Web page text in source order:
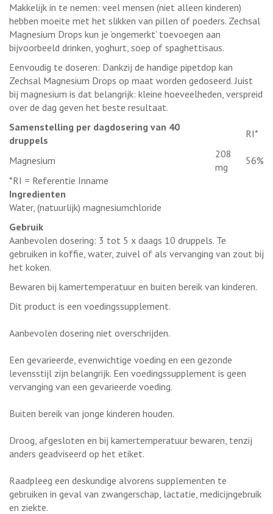
Makkelijk in te nemen: veel mensen (niet alleen kinderen)
hebben moeite met het slikken van pillen of poeders. Zechsal
Magnesium Drops kun je ’ongemerkt‘ toevoegen aan
bijvoorbeeld drinken, yoghurt, soep of spaghettisaus.
Eenvoudig te doseren: Dankzij de handige pipetdop kan
Zechsal Magnesium Drops op maat worden gedoseerd. Juist
bij magnesium is dat belangrijk: kleine hoeveelheden, verspreid
over de dag geven het beste resultaat.
Samenstelling per dagdosering van 40
druppels
RI*
Magnesium
208
mg
56%
*RI = Referentie Inname
Ingredienten
Water, (natuurlijk) magnesiumchloride
Gebruik
Aanbevolen dosering: 3 tot 5 x daags 10 druppels. Te
gebruiken in koffie, water, zuivel of als vervanging van zout bij
het koken.
Bewaren bij kamertemperatuur en buiten bereik van kinderen.
Dit product is een voedingssupplement.
Aanbevolen dosering niet overschrijden.
Een gevarieerde, evenwichtige voeding en een gezonde
levensstijl zijn belangrijk. Een voedingssupplement is geen
vervanging van een gevarieerde voeding.
Buiten bereik van jonge kinderen houden.
Droog, afgesloten en bij kamertemperatuur bewaren, tenzij
anders geadviseerd op het etiket.
Raadpleeg een deskundige alvorens supplementen te
gebruiken in geval van zwangerschap, lactatie, medicijngebruik
en ziekte.